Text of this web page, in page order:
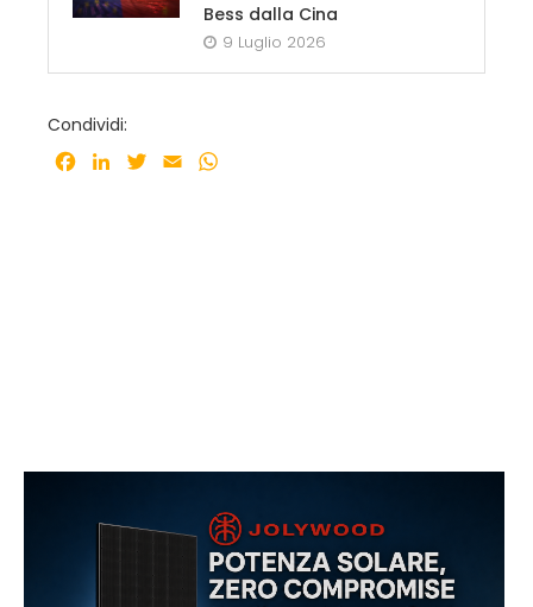
Bess dalla Cina
9 Luglio 2026
Condividi:
Facebook
LinkedInTwitter
Email